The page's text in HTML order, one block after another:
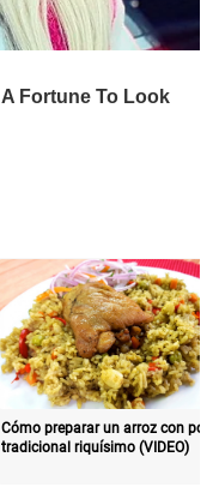
Cómo preparar un arroz con pollo
tradicional riquísimo (VIDEO)